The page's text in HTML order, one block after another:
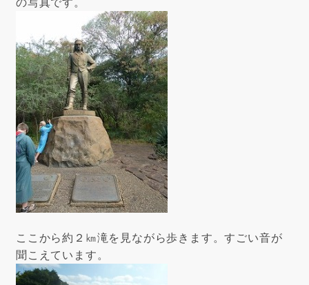
ここから約２㎞滝を見ながら歩きます。すごい音が
聞こえています。